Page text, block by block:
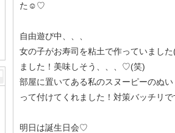
た☺♡
自由遊び中、、、
女の子がお寿司を粘土で作っていまし
ました！美味しそう、、、♡(笑)
部屋に置いてある私のスヌーピーのぬ
って付けてくれました！対策バッチリ
明日は誕生日会♡